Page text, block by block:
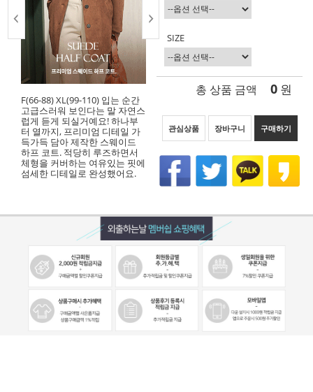
F(66-88) XL(99-110) 입는 순간
고급스러워 보인다는 말 자연스
럽게 듣게 되실거예요! 하나부
터 열까지, 프리미엄 디테일 가
득가득 담아 제작한 스웨이드
하프 코트. 적당히 루즈하면서
체형을 커버하는 여유있는 핏에
섬세한 디테일로 완성했어요.
SIZE
총 상품 금액 0 원
관심상품 장바구니 구매하기